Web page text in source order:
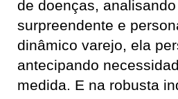
de doenças,
surpreendente e
dinâmico varejo, ela
antecipando
medida. E na robusta